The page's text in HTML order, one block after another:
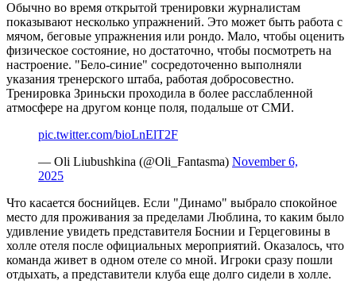
Обычно во время открытой тренировки журналистам
показывают несколько упражнений. Это может быть работа с
мячом, беговые упражнения или рондо. Мало, чтобы оценить
физическое состояние, но достаточно, чтобы посмотреть на
настроение. "Бело-синие" сосредоточенно выполняли
указания тренерского штаба, работая добросовестно.
Тренировка Зриньски проходила в более расслабленной
атмосфере на другом конце поля, подальше от СМИ.
pic.twitter.com/bioLnElT2F
— Oli Liubushkina (@Oli_Fantasma) November 6,
2025
Что касается боснийцев. Если "Динамо" выбрало спокойное
место для проживания за пределами Люблина, то каким было
удивление увидеть представителя Боснии и Герцеговины в
холле отеля после официальных мероприятий. Оказалось, что
команда живет в одном отеле со мной. Игроки сразу пошли
отдыхать, а представители клуба еще долго сидели в холле.